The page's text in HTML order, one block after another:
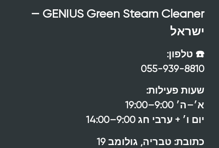
GENIUS Green Steam Cleaner —
ישראל
☎️ טלפון:
055-939-8810
שעות פעילות:
א׳–ה׳ 9:00–19:00
יום ו׳ + ערבי חג 9:00–14:00
כתובת: טבריה, גולומב 19